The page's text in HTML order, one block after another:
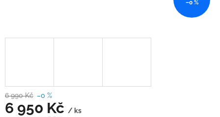
–0 %
6 990 Kč –0 %
6 950 Kč / ks